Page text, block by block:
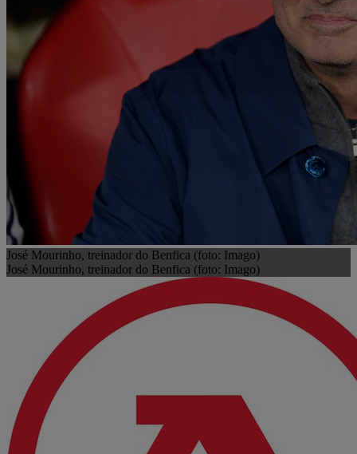
José Mourinho, treinador do Benfica (foto: Imago)
José Mourinho, treinador do Benfica (foto: Imago)